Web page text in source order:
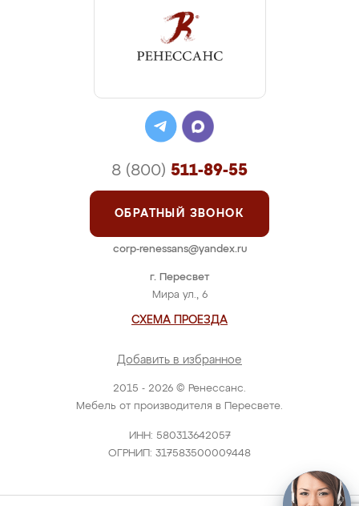
2015 - 2026 © Ренессанс.
Мебель от производителя в Пересвете.
ИНН: 580313642057
ОГРНИП: 317583500009448
г. Пересвет
Мира ул., 6
СХЕМА ПРОЕЗДА
Добавить в избранное
8 (800) 511-89-55
ОБРАТНЫЙ ЗВОНОК
corp-renessans@yandex.ru